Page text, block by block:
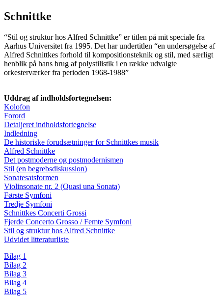
Schnittke
“Stil og struktur hos Alfred Schnittke” er titlen på mit speciale fra
Aarhus Universitet fra 1995. Det har undertitlen “en undersøgelse af
Alfred Schnittkes forhold til kompositionsteknik og stil, med særligt
henblik på hans brug af polystilistik i en række udvalgte
orkesterværker fra perioden 1968-1988”
Uddrag af indholdsfortegnelsen:
Kolofon
Forord
Detaljeret indholdsfortegnelse
Indledning
De historiske forudsætninger for Schnittkes musik
Alfred Schnittke
Det postmoderne og postmodernismen
Stil (en begrebsdiskussion)
Sonatesatsformen
Violinsonate nr. 2 (Quasi una Sonata)
Første Symfoni
Tredje Symfoni
Schnittkes Concerti Grossi
Fjerde Concerto Grosso / Femte Symfoni
Stil og struktur hos Alfred Schnittke
Udvidet litteraturliste
Bilag 1
Bilag 2
Bilag 3
Bilag 4
Bilag 5